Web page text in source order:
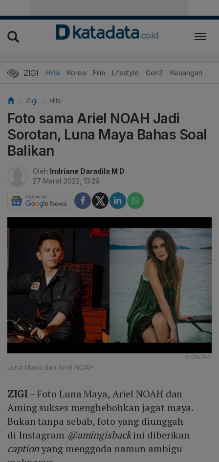
ZIGI Hits Korea Film Lifestyle GenZ Keuangan
Zigi Hits
Foto sama Ariel NOAH Jadi
Sorotan, Luna Maya Bahas Soal
Balikan
Oleh Indriane Daradila M D
27 Maret 2022, 13:29
INSTAGRAM
Luna Maya dan Ariel NOAH
ZIGI– Foto Luna Maya, Ariel NOAH dan
Aming sukses menghebohkan jagat maya.
Bukan tanpa sebab, foto yang diunggah
di Instagram @amingisbackini diberikan
captionyang menggoda namun ambigu